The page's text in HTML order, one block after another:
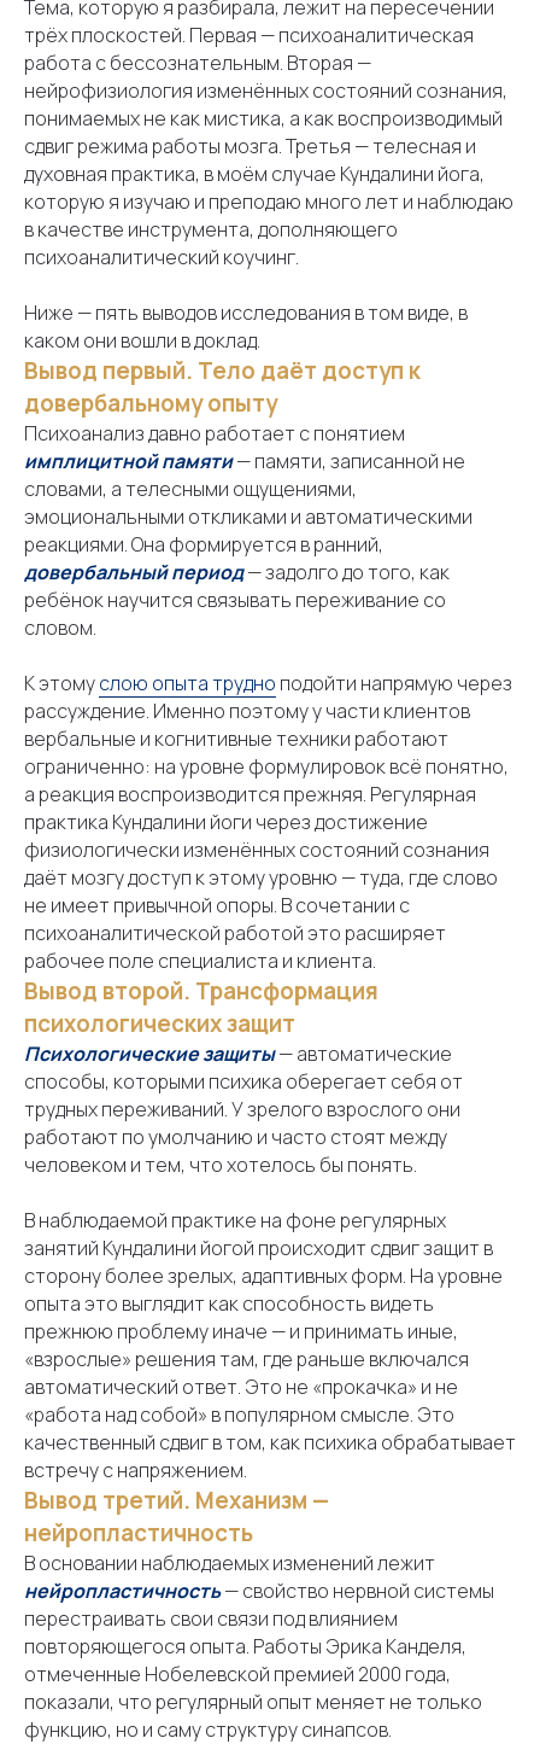
Тема, которую я разбирала, лежит на пересечении
трёх плоскостей. Первая — психоаналитическая
работа с бессознательным. Вторая —
нейрофизиология изменённых состояний сознания,
понимаемых не как мистика, а как воспроизводимый
сдвиг режима работы мозга. Третья — телесная и
духовная практика, в моём случае Кундалини йога,
которую я изучаю и преподаю много лет и наблюдаю
в качестве инструмента, дополняющего
психоаналитический коучинг.
Ниже — пять выводов исследования в том виде, в
каком они вошли в доклад.
Вывод первый. Тело даёт доступ к
довербальному опыту
Психоанализ давно работает с понятием
имплицитной памяти— памяти, записанной не
словами, а телесными ощущениями,
эмоциональными откликами и автоматическими
реакциями. Она формируется в ранний,
довербальный период— задолго до того, как
ребёнок научится связывать переживание со
словом.
К этомуслою опыта трудно подойти напрямую через
рассуждение. Именно поэтому у части клиентов
вербальные и когнитивные техники работают
ограниченно: на уровне формулировок всё понятно,
а реакция воспроизводится прежняя. Регулярная
практика Кундалини йоги через достижение
физиологически изменённых состояний сознания
даёт мозгу доступ к этому уровню — туда, где слово
не имеет привычной опоры. В сочетании с
психоаналитической работой это расширяет
рабочее поле специалиста и клиента.
Вывод второй. Трансформация
психологических защит
Психологические защиты— автоматические
способы, которыми психика оберегает себя от
трудных переживаний. У зрелого взрослого они
работают по умолчанию и часто стоят между
человеком и тем, что хотелось бы понять.
В наблюдаемой практике на фоне регулярных
занятий Кундалини йогой происходит сдвиг защит в
сторону более зрелых, адаптивных форм. На уровне
опыта это выглядит как способность видеть
прежнюю проблему иначе — и принимать иные,
«взрослые» решения там, где раньше включался
автоматический ответ. Это не «прокачка» и не
«работа над собой» в популярном смысле. Это
качественный сдвиг в том, как психика обрабатывает
встречу с напряжением.
Вывод третий. Механизм —
нейропластичность
В основании наблюдаемых изменений лежит
нейропластичность— свойство нервной системы
перестраивать свои связи под влиянием
повторяющегося опыта. Работы Эрика Канделя,
отмеченные Нобелевской премией 2000 года,
показали, что регулярный опыт меняет не только
функцию, но и саму структуру синапсов.
Ловцевич Л. В.
Москва
Меню